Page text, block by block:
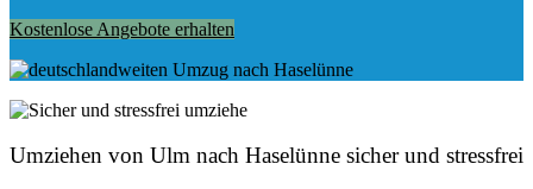
Kostenlose Angebote erhalten
Umziehen von Ulm nach Haselünne sicher und stressfrei